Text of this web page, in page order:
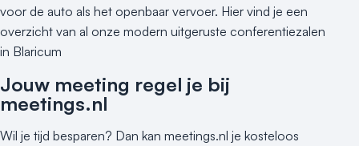
voor de auto als het openbaar vervoer. Hier vind je een
overzicht van al onze modern uitgeruste conferentiezalen
in Blaricum
Jouw meeting regel je bij
meetings.nl
Wil je tijd besparen? Dan kan meetings.nl je kosteloos